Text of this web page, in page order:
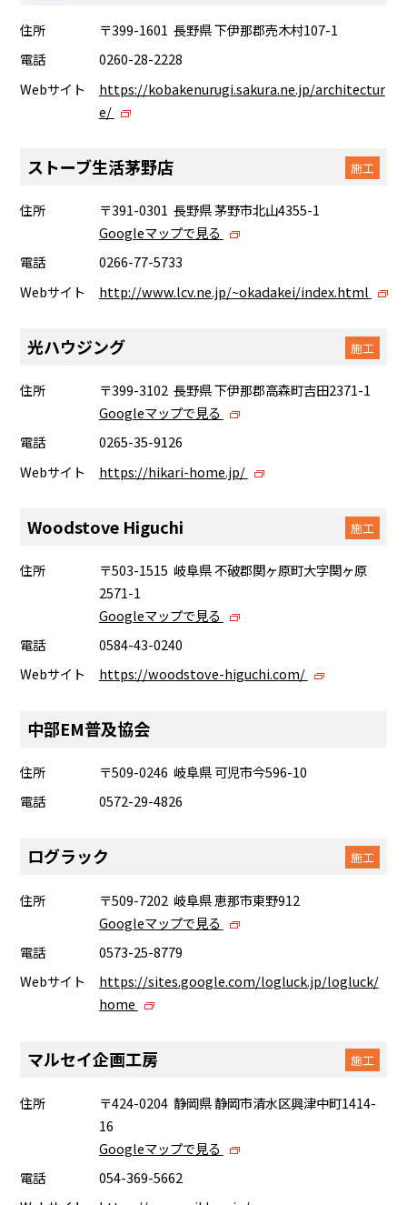
住所
〒399-1601 長野県 下伊那郡売木村107-1
電話
0260-28-2228
Webサイト
https://kobakenurugi.sakura.ne.jp/architectur
e/
ストーブ生活茅野店 施工
住所
〒391-0301 長野県 茅野市北山4355-1
Googleマップで見る
電話
0266-77-5733
Webサイト
http://www.lcv.ne.jp/~okadakei/index.html
光ハウジング 施工
住所
〒399-3102 長野県 下伊那郡高森町吉田2371-1
Googleマップで見る
電話
0265-35-9126
Webサイト
https://hikari-home.jp/
Woodstove Higuchi 施工
住所
〒503-1515 岐阜県 不破郡関ヶ原町大字関ヶ原
2571-1
Googleマップで見る
電話
0584-43-0240
Webサイト
https://woodstove-higuchi.com/
中部EM普及協会
住所
〒509-0246 岐阜県 可児市今596-10
電話
0572-29-4826
ログラック 施工
住所
〒509-7202 岐阜県 恵那市東野912
Googleマップで見る
電話
0573-25-8779
Webサイト
https://sites.google.com/logluck.jp/logluck/
home
マルセイ企画工房 施工
住所
〒424-0204 静岡県 静岡市清水区興津中町1414-
16
Googleマップで見る
電話
054-369-5662